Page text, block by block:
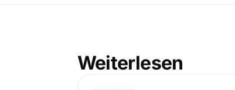
Weiterlesen